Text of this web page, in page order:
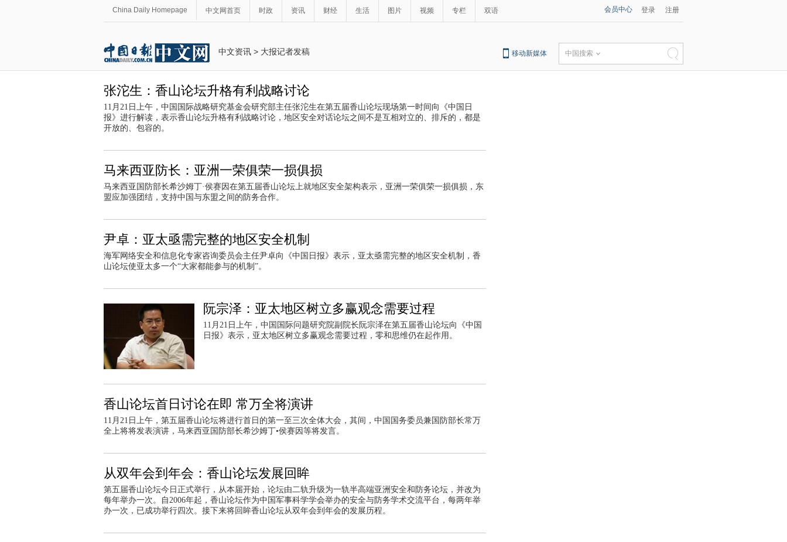
China Daily Homepage 中文网首页 时政 资讯 财经 生活 图片 视频 专栏 双语 会员中心 登录 注册
中文资讯 > 大报记者发稿 移动新媒体 中国搜索
张沱生：香山论坛升格有利战略讨论
11月21日上午，中国国际战略研究基金会研究部主任张沱生在第五届香山论坛现场第一时间向《中国日
报》进行解读，表示香山论坛升格有利战略讨论，地区安全对话论坛之间不是互相对立的、排斥的，都是
开放的、包容的。
马来西亚防长：亚洲一荣俱荣一损俱损
马来西亚国防部长希沙姆丁·侯赛因在第五届香山论坛上就地区安全架构表示，亚洲一荣俱荣一损俱损，东
盟应加强团结，支持中国与东盟之间的防务合作。
尹卓：亚太亟需完整的地区安全机制
海军网络安全和信息化专家咨询委员会主任尹卓向《中国日报》表示，亚太亟需完整的地区安全机制，香
山论坛使亚太多一个“大家都能参与的机制”。
阮宗泽：亚太地区树立多赢观念需要过程
11月21日上午，中国国际问题研究院副院长阮宗泽在第五届香山论坛向《中国
日报》表示，亚太地区树立多赢观念需要过程，零和思维仍在起作用。
香山论坛首日讨论在即 常万全将演讲
11月21日上午，第五届香山论坛将进行首日的第一至三次全体大会，其间，中国国务委员兼国防部长常万
全上将将发表演讲，马来西亚国防部长希沙姆丁•侯赛因等将发言。
从双年会到年会：香山论坛发展回眸
第五届香山论坛今日正式举行，从本届开始，论坛由二轨升级为一轨半高端亚洲安全和防务论坛，并改为
每年举办一次。自2006年起，香山论坛作为中国军事科学学会举办的安全与防务学术交流平台，每两年举
办一次，已成功举行四次。接下来将回眸香山论坛从双年会到年会的发展历程。